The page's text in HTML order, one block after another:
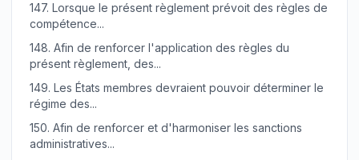
147. Lorsque le présent règlement prévoit des règles de
compétence...
148. Afin de renforcer l'application des règles du
présent règlement, des...
149. Les États membres devraient pouvoir déterminer le
régime des...
150. Afin de renforcer et d'harmoniser les sanctions
administratives...